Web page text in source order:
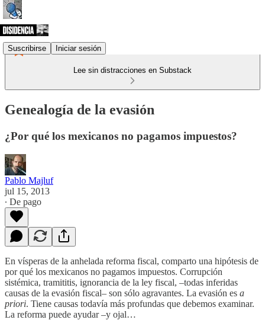
Suscribirse Iniciar sesión
Lee sin distracciones en Substack
Genealogía de la evasión
¿Por qué los mexicanos no pagamos impuestos?
Pablo Majluf
jul 15, 2013
∙ De pago
En vísperas de la anhelada reforma fiscal, comparto una hipótesis de
por qué los mexicanos no pagamos impuestos. Corrupción
sistémica, tramititis, ignorancia de la ley fiscal, –todas inferidas
causas de la evasión fiscal– son sólo agravantes. La evasión es a
priori. Tiene causas todavía más profundas que debemos examinar.
La reforma puede ayudar –y ojal…